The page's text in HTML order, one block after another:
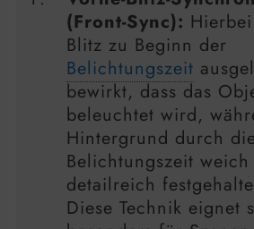
(Front-Sync):
Blitz zu Beginn der
Belichtungszeit
bewirkt, dass das
beleuchtet wird,
Hintergrund durch
Belichtungszeit
detailreich
Diese Technik eignet